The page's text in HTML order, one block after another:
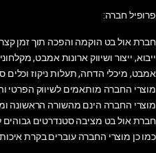
פרופיל חברה:
חברת אול בט הוקמה והפכה תוך זמן
ייבוא, ייצור ושיווק ארונות אמבט, מקלחונים, מקלחוני 8 מ״מ,
אמבט, מיכלי הדחה, תעלות ניקוז וכלים
מוצרי החברה מותאמים לשיווק הפרטי
מוצרי החברה הינם מהשורה הראשונה
חברת אול בט מציבה סטנדרטים גבוהים
כמו כן מוצרי החברה עוברים בקרת